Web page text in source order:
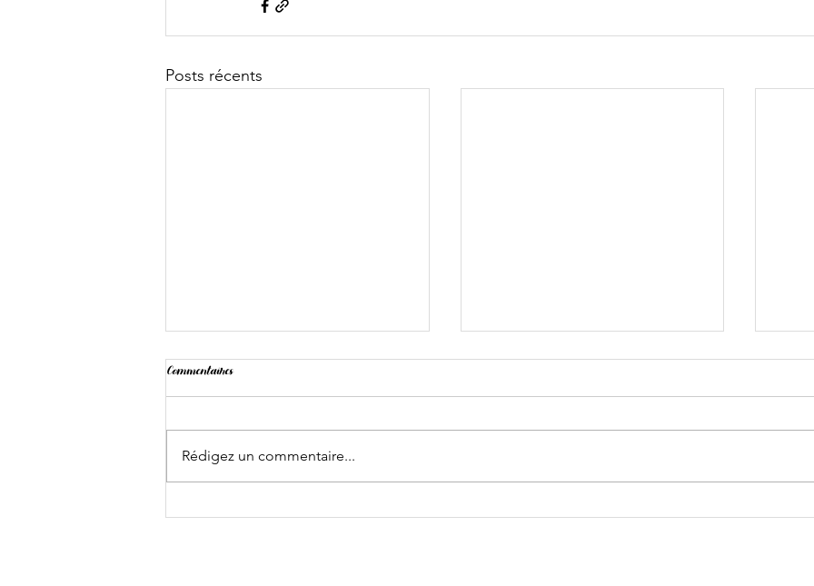
Posts récents
Commentaires
Rédigez un commentaire...